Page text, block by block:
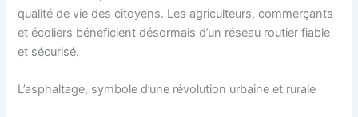
qualité de vie des citoyens. Les agriculteurs, commerçants
et écoliers bénéficient désormais d’un réseau routier fiable
et sécurisé.
L’asphaltage, symbole d’une révolution urbaine et rurale